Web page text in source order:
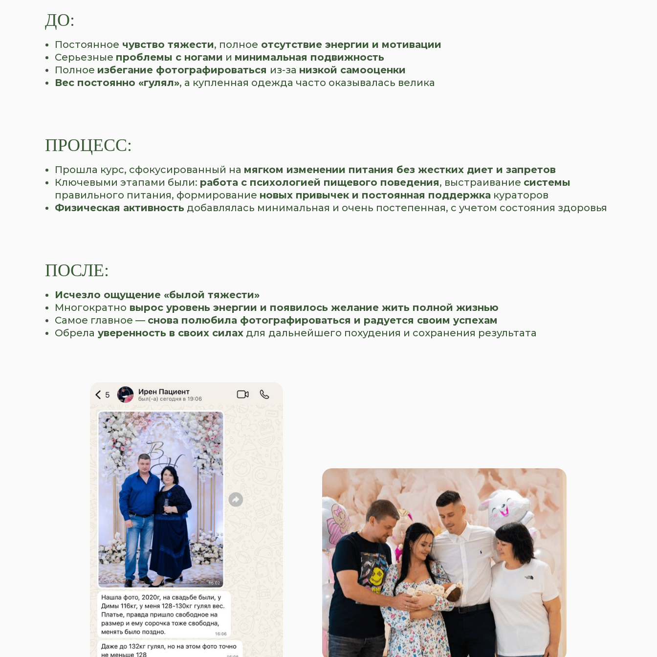
ДО:
Постоянное чувство тяжести, полное отсутствие энергии и мотивации
Серьезные проблемы с ногами и минимальная подвижность
Полное избегание фотографироваться из-за низкой самооценки
Вес постоянно «гулял», а купленная одежда часто оказывалась велика
ПРОЦЕСС:
Прошла курс, сфокусированный на мягком изменении питания без жестких диет и запретов
Ключевыми этапами были: работа с психологией пищевого поведения, выстраивание системы
правильного питания, формирование новых привычек и постоянная поддержка кураторов
Физическая активность добавлялась минимальная и очень постепенная, с учетом состояния здоровья
ПОСЛЕ:
Исчезло ощущение «былой тяжести»
Многократно вырос уровень энергии и появилось желание жить полной жизнью
Самое главное — снова полюбила фотографироваться и радуется своим успехам
Обрела уверенность в своих силах для дальнейшего похудения и сохранения результата